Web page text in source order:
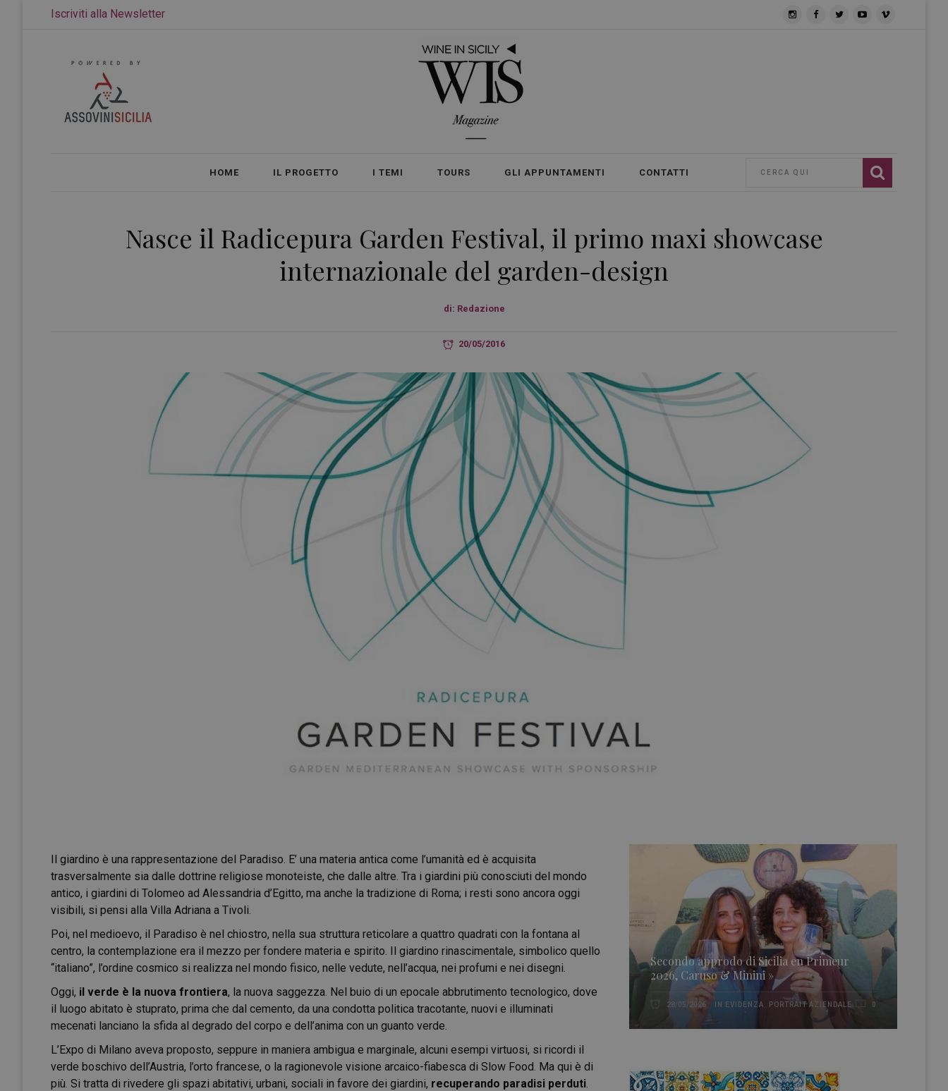
Iscriviti alla Newsletter
HOME IL PROGETTO I TEMI TOURS GLI APPUNTAMENTI CONTATTI
Nasce il Radicepura Garden Festival, il primo maxi showcase
internazionale del garden-design
di: Redazione
20/05/2016
Il giardino è una rappresentazione del Paradiso. E’ una materia antica come l’umanità ed è acquisita
trasversalmente sia dalle dottrine religiose monoteiste, che dalle altre. Tra i giardini più conosciuti del mondo
antico, i giardini di Tolomeo ad Alessandria d’Egitto, ma anche la tradizione di Roma; i resti sono ancora oggi
visibili, si pensi alla Villa Adriana a Tivoli.
Poi, nel medioevo, il Paradiso è nel chiostro, nella sua struttura reticolare a quattro quadrati con la fontana al
centro, la contemplazione era il mezzo per fondere materia e spirito. Il giardino rinascimentale, simbolico quello
“italiano”, l’ordine cosmico si realizza nel mondo fisico, nelle vedute, nell’acqua, nei profumi e nei disegni.
Oggi, il verde è la nuova frontiera, la nuova saggezza. Nel buio di un epocale abbrutimento tecnologico, dove
il luogo abitato è stuprato, prima che dal cemento, da una condotta politica tracotante, nuovi e illuminati
mecenati lanciano la sfida al degrado del corpo e dell’anima con un guanto verde.
L’Expo di Milano aveva proposto, seppure in maniera ambigua e marginale, alcuni esempi virtuosi, si ricordi il
verde boschivo dell’Austria, l’orto francese, o la ragionevole visione arcaico-fiabesca di Slow Food. Ma qui è di
più. Si tratta di rivedere gli spazi abitativi, urbani, sociali in favore dei giardini, recuperando paradisi perduti.
Secondo approdo di Sicilia en Primeur
2026, Caruso & Minini »
28/05/2026 IN EVIDENZA PORTRAIT AZIENDALE 0